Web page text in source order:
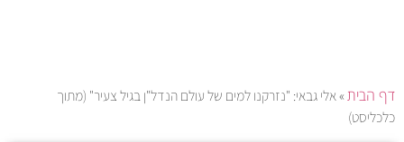
דף הבית»אלי גבאי: "נזרקנו למים של עולם הנדל"ן בגיל צעיר" (מתוך
כלכליסט)